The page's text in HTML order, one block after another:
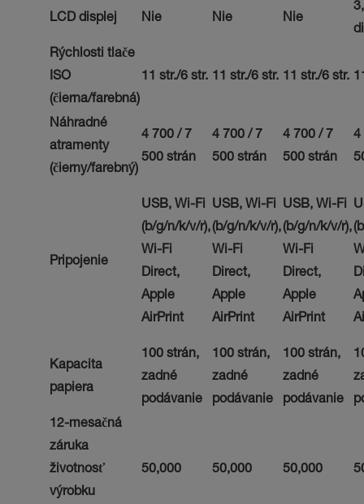
LCD displej Nie Nie Nie
Rýchlosti tlače
ISO
(čierna/farebná)
11 str./6 str. 11 str./6 str. 11 str./6 str.
Náhradné
atramenty
(čierny/farebný)
4 700 / 7
500 strán
4 700 / 7
500 strán
4 700 / 7
500 strán
4
Pripojenie
USB, Wi-Fi
(b/g/n/k/v/r),
Wi-Fi
Direct,
Apple
AirPrint
USB, Wi-Fi
(b/g/n/k/v/r),
Wi-Fi
Direct,
Apple
AirPrint
USB, Wi-Fi
(b/g/n/k/v/r),
Wi-Fi
Direct,
Apple
AirPrint
Kapacita
papiera
100 strán,
zadné
podávanie
100 strán,
zadné
podávanie
100 strán,
zadné
podávanie
12-mesačná
záruka
životnosť
výrobku
50,000 50,000 50,000